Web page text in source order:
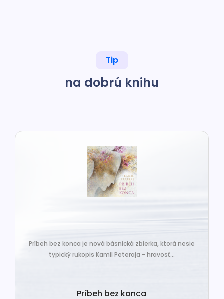
Tip
na dobrú knihu
Príbeh bez konca je nová básnická zbierka, ktorá nesie
typický rukopis Kamil Peteraja - hravosť...
Príbeh bez konca